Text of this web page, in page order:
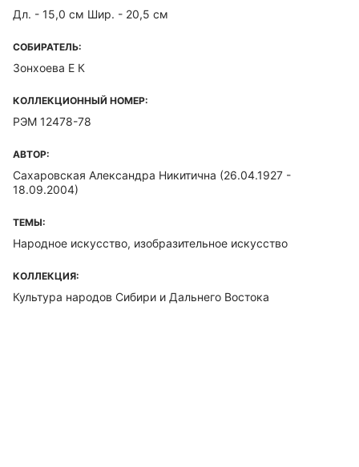
Дл. - 15,0 см Шир. - 20,5 см
СОБИРАТЕЛЬ:
Зонхоева Е К
КОЛЛЕКЦИОННЫЙ НОМЕР:
РЭМ 12478-78
АВТОР:
Сахаровская Александра Никитична (26.04.1927 -
18.09.2004)
ТЕМЫ:
Народное искусство, изобразительное искусство
КОЛЛЕКЦИЯ:
Культура народов Сибири и Дальнего Востока